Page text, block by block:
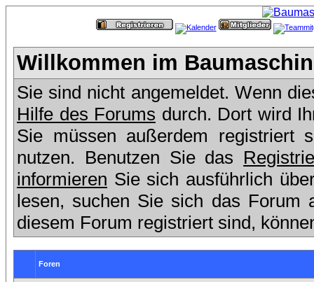
Willkommen im
Sie sind nicht angemeldet. Wenn
Hilfe des Forums durch. Dort wird
Sie müssen außerdem registriert
nutzen. Benutzen Sie das
informieren Sie sich ausführlich
lesen, suchen Sie sich das Forum
diesem Forum registriert sind,
Foren